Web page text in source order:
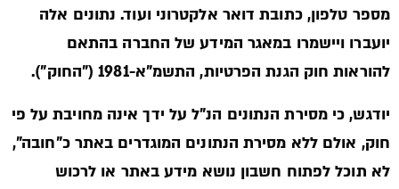
מספר טלפון, כתובת דואר אלקטרוני ועוד. נתונים אלה
יועברו ויישמרו במאגר המידע של החברה בהתאם
להוראות חוק הגנת הפרטיות, התשמ"א-1981 ("החוק").
יודגש, כי מסירת הנתונים הנ"ל על ידך אינה מחויבת על פי
חוק, אולם ללא מסירת הנתונים המוגדרים באתר כ"חובה",
לא תוכל לפתוח חשבון נושא מידע באתר או לרכוש